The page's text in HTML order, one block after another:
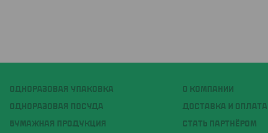
ОДНОРАЗОВАЯ УПАКОВКА
ОДНОРАЗОВАЯ ПОСУДА
БУМАЖНАЯ ПРОДУКЦИЯ
О КОМПАНИИ
ДОСТАВКА И ОПЛАТА
СТАТЬ ПАРТНЁРОМ